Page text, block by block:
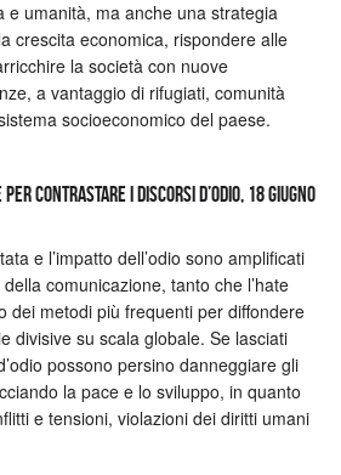
e umanità, ma anche una strategia
crescita economica, rispondere alle
la società con nuove
a vantaggio di rifugiati, comunità
socioeconomico del paese.
contrastare i discorsi d’odio, 18 giugno
e l’impatto dell’odio sono amplificati
comunicazione, tanto che l’hate
dei metodi più frequenti per diffondere
divisive su scala globale. Se lasciati
possono persino danneggiare gli
la pace e lo sviluppo, in quanto
e tensioni, violazioni dei diritti umani